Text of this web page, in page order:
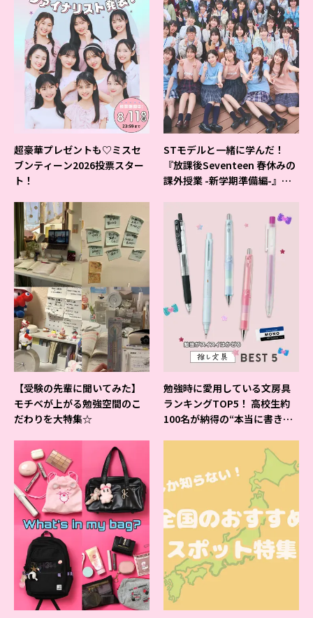
超豪華プレゼントも♡ミスセ
ブンティーン2026投票スター
ト！
STモデルと一緒に学んだ！
『放課後Seventeen 春休みの
課外授業 -新学期準備編-』イ
【受験の先輩に聞いてみた】
モチベが上がる勉強空間のこ
だわりを大特集☆
勉強時に愛用している文房具
ランキングTOP5！ 高校生約
100名が納得の“本当に書きや